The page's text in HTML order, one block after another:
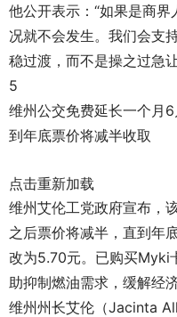
他公开表示：“如果是商
况就不会发生。我们会支
稳过渡，而不是操之过急
5
维州公交免费延长一个月6
到年底票价将减半收取
点击重新加载
维州艾伦工党政府宣布，
之后票价将减半，直到年
改为5.70元。已购买Myki
助抑制燃油需求，缓解经济
维州州长艾伦（Jacinta